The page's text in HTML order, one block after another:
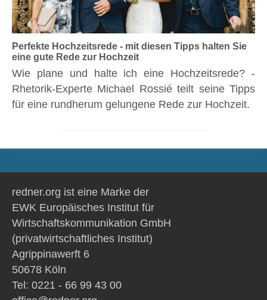
Perfekte Hochzeitsrede - mit diesen Tipps halten Sie
eine gute Rede zur Hochzeit
Wie plane und halte ich eine Hochzeitsrede? -
Rhetorik-Experte Michael Rossié teilt seine Tipps
für eine rundherum gelungene Rede zur Hochzeit.
redner.org ist eine Marke der
EWK Europäisches Institut für
Wirtschaftskommunikation GmbH
(privatwirtschaftliches Institut)
Agrippinawerft 6
50678 Köln
Tel: 0221 - 66 99 43 00